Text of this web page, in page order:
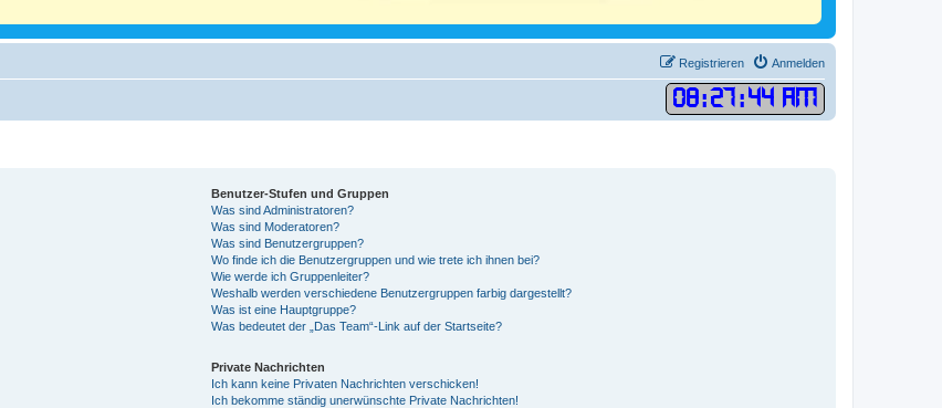
Anmelden
Registrieren
08:27:45 AM
Benutzer-Stufen und Gruppen
Was sind Administratoren?
Was sind Moderatoren?
Was sind Benutzergruppen?
Wo finde ich die Benutzergruppen und wie trete ich ihnen bei?
Wie werde ich Gruppenleiter?
Weshalb werden verschiedene Benutzergruppen farbig dargestellt?
Was ist eine Hauptgruppe?
Was bedeutet der „Das Team“-Link auf der Startseite?
Private Nachrichten
Ich kann keine Privaten Nachrichten verschicken!
Ich bekomme ständig unerwünschte Private Nachrichten!